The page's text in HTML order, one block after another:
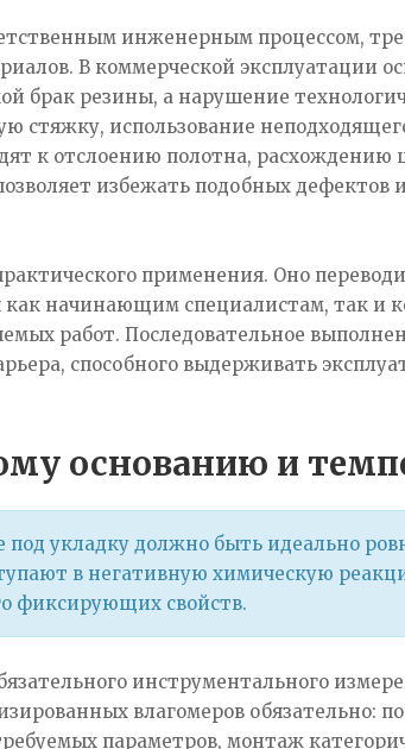
инженерным процессом,
В коммерческой эксплуатации
брак резины, а нарушение
стяжку, использование
к отслоению полотна, расхождению
избежать подобных дефектов
применения. Оно
как начинающим специалистам, так
работ. Последовательное
способного выдерживать
основанию и
под укладку должно быть идеально
в негативную химическую
фиксирующих свойств.
инструментального
влагомеров обязательно:
параметров, монтаж